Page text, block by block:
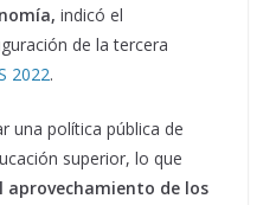
indicó el
de la tercera
2022.
una política pública de
superior, lo que
de los